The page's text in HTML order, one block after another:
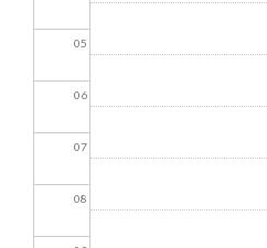
05
06
07
08